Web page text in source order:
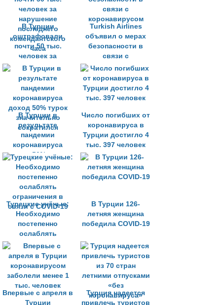
В Турции
оштрафовали
почти 50 тыс.
человек за
нарушение
последнего
комендантского
часа
Turkish Airlines
объявил о мерах
безопасности в
связи с
коронавирусом
В Турции в
результате
пандемии
коронавируса
доход 50% турок
значительно
сократился
Число погибших от
коронавируса в
Турции достигло 4
тыс. 397 человек
Турецкие учёные:
Необходимо
постепенно
ослаблять
ограничения в
связи с COVID-19
В Турции 126-
летняя женщина
победила COVID-19
Впервые с апреля в
Турции
Турция надеется
привлечь туристов